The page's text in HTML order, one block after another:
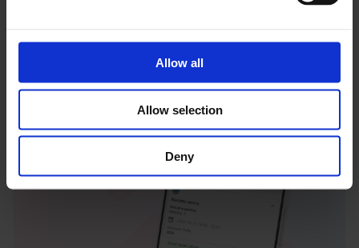
Allow all
Allow selection
Deny